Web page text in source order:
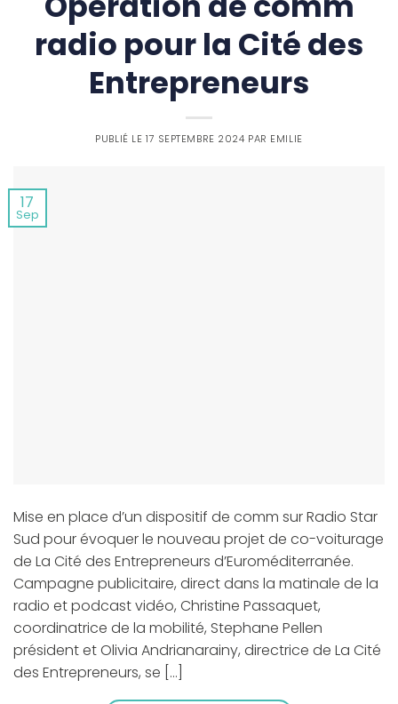
radio pour la Cité des
Entrepreneurs
PUBLIÉ LE 17 SEPTEMBRE 2024 PAR EMILIE
17
Sep
Mise en place d’un dispositif de comm sur Radio Star
Sud pour évoquer le nouveau projet de co-voiturage
de La Cité des Entrepreneurs d’Euroméditerranée.
Campagne publicitaire, direct dans la matinale de la
radio et podcast vidéo, Christine Passaquet,
coordinatrice de la mobilité, Stephane Pellen
président et Olivia Andrianarainy, directrice de La Cité
des Entrepreneurs, se […]